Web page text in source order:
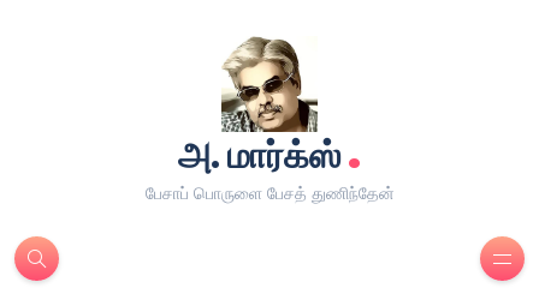
அ. மார்க்ஸ்.
பேசாப் பொருளை பேசத் துணிந்தேன்